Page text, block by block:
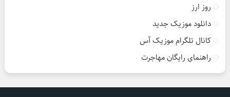
روز ارز
دانلود موزیک جدید
کانال تلگرام موزیک آس
راهنمای رایگان مهاجرت